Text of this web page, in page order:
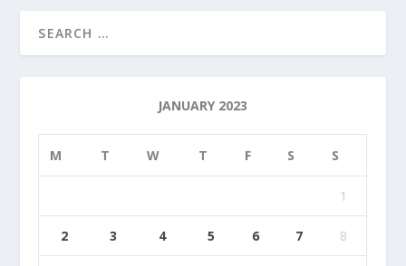
JANUARY 2023
M T W T F S S
1
2 3 4 5 6 7 8